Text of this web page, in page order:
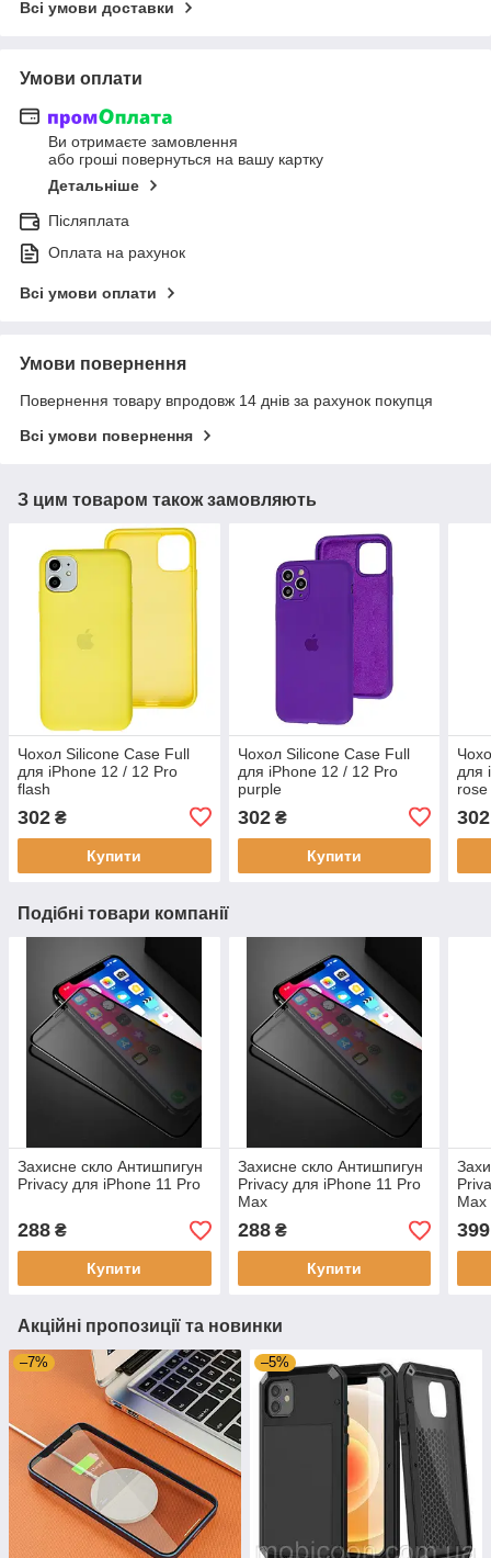
Всі умови доставки
Умови оплати
Ви отримаєте замовлення
або гроші повернуться на вашу картку
Детальніше
Післяплата
Оплата на рахунок
Всі умови оплати
Умови повернення
Повернення товару впродовж 14 днів за рахунок покупця
Всі умови повернення
З цим товаром також замовляють
Чохол Silicone Case Full
для iPhone 12 / 12 Pro
flash
302 ₴
Купити
Чохол Silicone Case Full
для iPhone 12 / 12 Pro
purple
302₴
Купити
для
302
Подібні товари компанії
Захисне скло Антишпигун
Privacy для iPhone 11 Pro
288 ₴
Купити
Захисне скло Антишпигун
Privacy для iPhone 11 Pro
Max
288₴
Купити
Max
399
Акційні пропозиції та новинки
–7% –5%